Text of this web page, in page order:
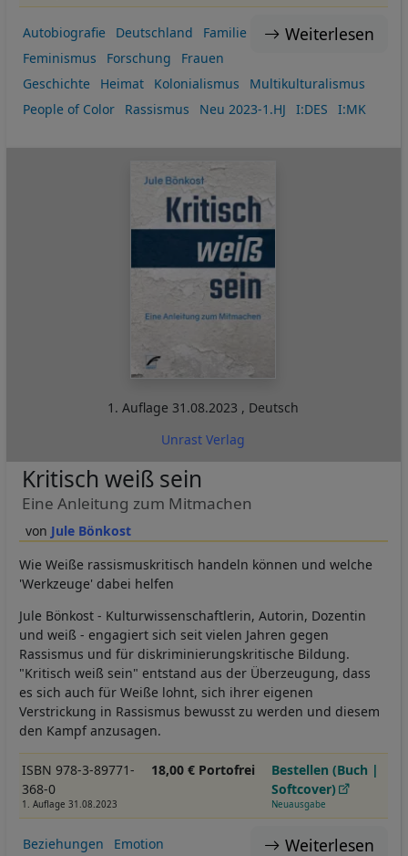
Weiterlesen
Autobiografie Deutschland
Familie
Feminismus
Forschung
Frauen
Geschichte
Heimat Kolonialismus
Multikulturalismus
People of Color
Rassismus Neu 2023-1.HJ I:DES I:MK
1. Auflage 31.08.2023 , Deutsch
Unrast Verlag
Jule Bönkost
Kritisch weiß sein
Eine Anleitung zum Mitmachen
Wie Weiße rassismuskritisch handeln können und welche
'Werkzeuge' dabei helfen
Jule Bönkost - Kulturwissenschaftlerin, Autorin, Dozentin
und weiß - engagiert sich seit vielen Jahren gegen
Rassismus und für diskriminierungskritische Bildung.
"Kritisch weiß sein" entstand aus der Überzeugung, dass
es sich auch für Weiße lohnt, sich ihrer eigenen
Verstrickung in Rassismus bewusst zu werden und diesem
den Kampf anzusagen.
ISBN 978-3-89771-
368-0
1. Auflage 31.08.2023
18,00 € Portofrei
Bestellen (Buch |
Softcover)
Neuausgabe
Weiterlesen
Beziehungen
Emotion